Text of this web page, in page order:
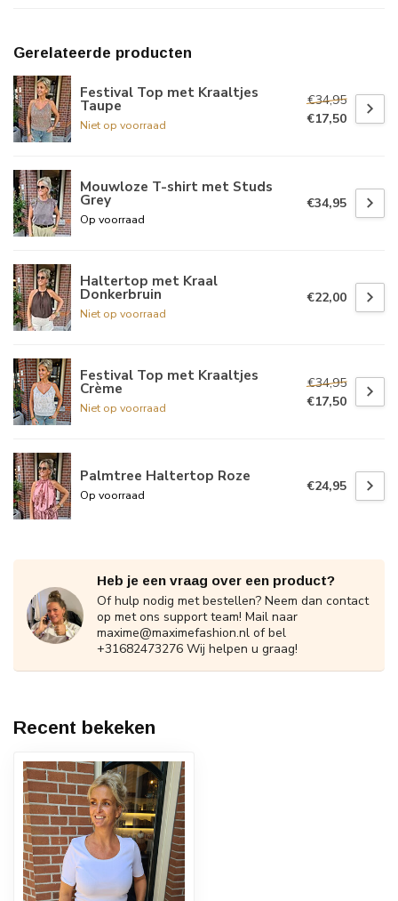
Gerelateerde producten
Festival Top met Kraaltjes
Taupe
Niet op voorraad
€34,95
€17,50
Mouwloze T-shirt met Studs
Grey
Op voorraad
€34,95
Haltertop met Kraal
Donkerbruin
Niet op voorraad
€22,00
Festival Top met Kraaltjes
Crème
Niet op voorraad
€34,95
€17,50
Palmtree Haltertop Roze
Op voorraad
€24,95
Heb je een vraag over een product?
Of hulp nodig met bestellen? Neem dan contact
op met ons support team! Mail naar
maxime@maximefashion.nl of bel
+31682473276 Wij helpen u graag!
Recent bekeken